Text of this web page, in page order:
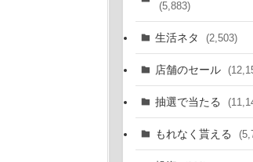
(5,883)
生活ネタ (2,503)
店舗のセール
抽選で当たる
もれなく貰える